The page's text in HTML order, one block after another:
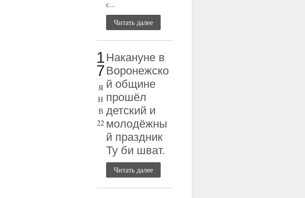
с...
Читать далее
1
7
Я
Н
В
22
Накануне в
Воронежско
й общине
прошёл
детский и
молодёжны
й праздник
Ту би шват.
Читать далее